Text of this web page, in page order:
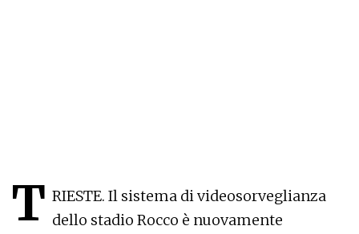
T RIESTE. Il sistema di videosorveglianza
dello stadio Rocco è nuovamente